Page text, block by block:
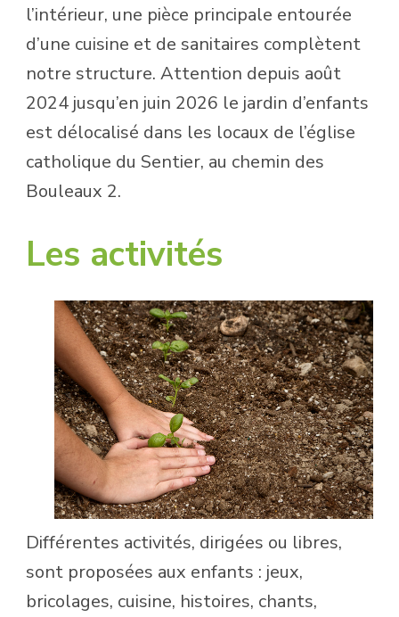
l’intérieur, une pièce principale entourée
d’une cuisine et de sanitaires complètent
notre structure. Attention depuis août
2024 jusqu’en juin 2026 le jardin d’enfants
est délocalisé dans les locaux de l’église
catholique du Sentier, au chemin des
Bouleaux 2.
Les activités
Différentes activités, dirigées ou libres,
sont proposées aux enfants : jeux,
bricolages, cuisine, histoires, chants,